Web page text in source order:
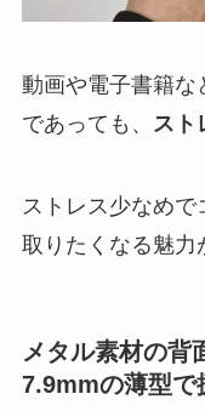
動画や電子書籍な
であっても、
スト
ストレス少なめ
取りたくなる魅力
メタル素材の背
7.9mmの薄型で